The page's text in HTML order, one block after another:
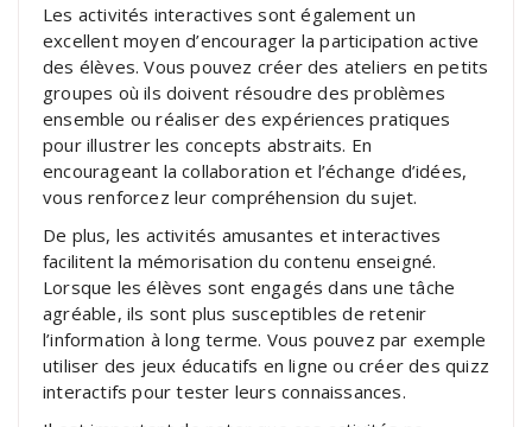
Les activités interactives sont également un
excellent moyen d’encourager la participation active
des élèves. Vous pouvez créer des ateliers en petits
groupes où ils doivent résoudre des problèmes
ensemble ou réaliser des expériences pratiques
pour illustrer les concepts abstraits. En
encourageant la collaboration et l’échange d’idées,
vous renforcez leur compréhension du sujet.
De plus, les activités amusantes et interactives
facilitent la mémorisation du contenu enseigné.
Lorsque les élèves sont engagés dans une tâche
agréable, ils sont plus susceptibles de retenir
l’information à long terme. Vous pouvez par exemple
utiliser des jeux éducatifs en ligne ou créer des quizz
interactifs pour tester leurs connaissances.